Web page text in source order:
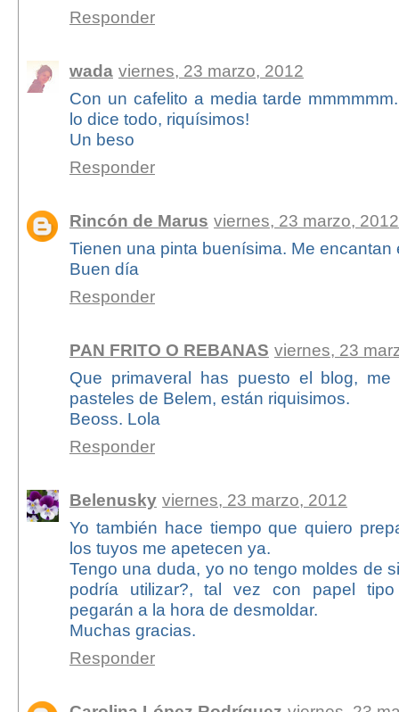
Responder
wada viernes, 23 marzo, 2012
Con un cafelito a media tarde
lo dice todo, riquísimos!
Un beso
Responder
Rincón de Marus viernes, 23 marzo, 2012
Tienen una pinta buenísima. Me encantan
Buen día
Responder
PAN FRITO O REBANAS viernes, 23
Que primaveral has puesto el blog,
pasteles de Belem, están riquisimos.
Beoss. Lola
Responder
Belenusky viernes, 23 marzo, 2012
Yo también hace tiempo que quiero
los tuyos me apetecen ya.
Tengo una duda, yo no tengo moldes de
podría utilizar?, tal vez con papel
pegarán a la hora de desmoldar.
Muchas gracias.
Responder